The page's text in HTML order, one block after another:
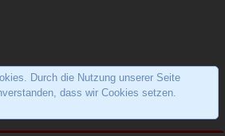
Durch die Nutzung unserer Seite
dass wir Cookies setzen.